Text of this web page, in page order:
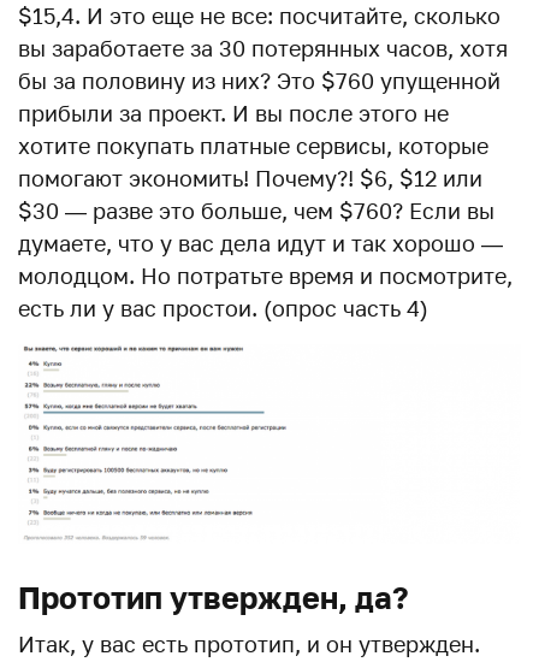
$15,4. И это еще не все: посчитайте, сколько
вы заработаете за 30 потерянных часов, хотя
бы за половину из них? Это $760 упущенной
прибыли за проект. И вы после этого не
хотите покупать платные сервисы, которые
помогают экономить! Почему?! $6, $12 или
$30 — разве это больше, чем $760? Если вы
думаете, что у вас дела идут и так хорошо —
молодцом. Но потратьте время и посмотрите,
есть ли у вас простои. (опрос часть 4)
Прототип утвержден, да?
Итак, у вас есть прототип, и он утвержден.